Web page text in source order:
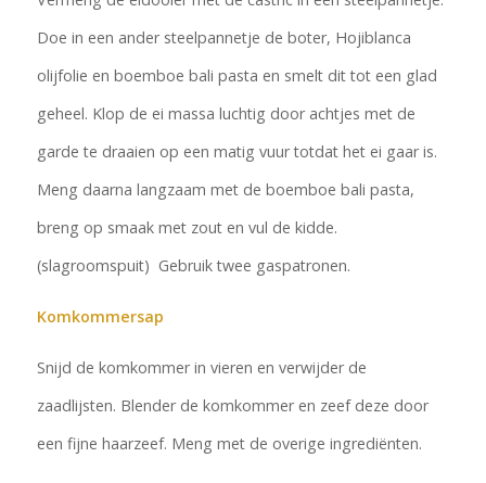
Doe in een ander steelpannetje de boter, Hojiblanca
olijfolie en boemboe bali pasta en smelt dit tot een glad
geheel. Klop de ei massa luchtig door achtjes met de
garde te draaien op een matig vuur totdat het ei gaar is.
Meng daarna langzaam met de boemboe bali pasta,
breng op smaak met zout en vul de kidde.
(slagroomspuit) Gebruik twee gaspatronen.
Komkommersap
Snijd de komkommer in vieren en verwijder de
zaadlijsten. Blender de komkommer en zeef deze door
een fijne haarzeef. Meng met de overige ingrediënten.